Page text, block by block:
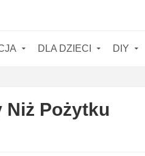
DLA DZIECI DIY
Niż Pożytku